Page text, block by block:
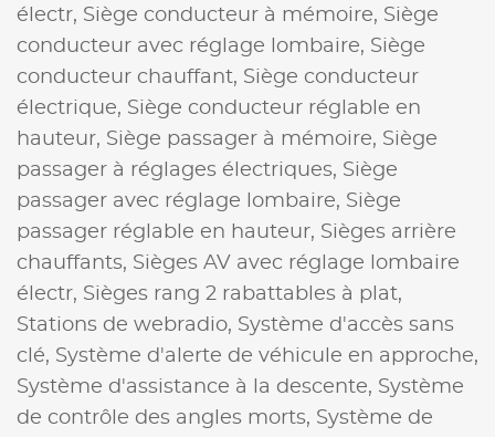
électr, Siège conducteur à mémoire, Siège
conducteur avec réglage lombaire, Siège
conducteur chauffant, Siège conducteur
électrique, Siège conducteur réglable en
hauteur, Siège passager à mémoire, Siège
passager à réglages électriques, Siège
passager avec réglage lombaire, Siège
passager réglable en hauteur, Sièges arrière
chauffants, Sièges AV avec réglage lombaire
électr, Sièges rang 2 rabattables à plat,
Stations de webradio, Système d'accès sans
clé, Système d'alerte de véhicule en approche,
Système d'assistance à la descente, Système
de contrôle des angles morts, Système de